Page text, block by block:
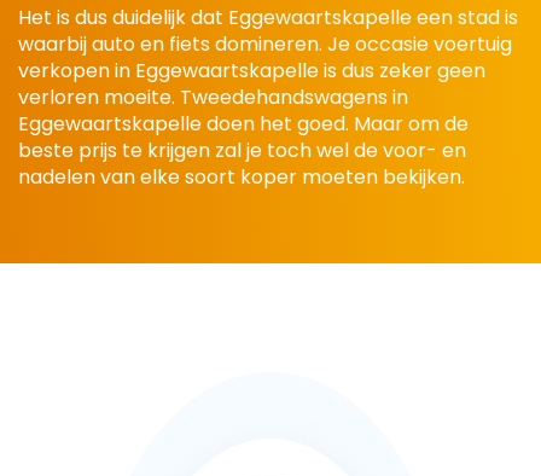
Het is dus duidelijk dat Eggewaartskapelle een stad is
waarbij auto en fiets domineren. Je occasie voertuig
verkopen in Eggewaartskapelle is dus zeker geen
verloren moeite. Tweedehandswagens in
Eggewaartskapelle doen het goed. Maar om de
beste prijs te krijgen zal je toch wel de voor- en
nadelen van elke soort koper moeten bekijken.